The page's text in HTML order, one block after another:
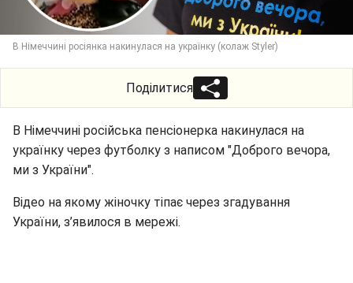
В Німеччині росіянка накинулася на українку (колаж Styler)
Поділитися
В Німеччині російська пенсіонерка накинулася на
українку через футболку з написом "Доброго вечора,
ми з України".
Відео на якому жіночку тіпає через згадування
України, з’явилося в мережі.